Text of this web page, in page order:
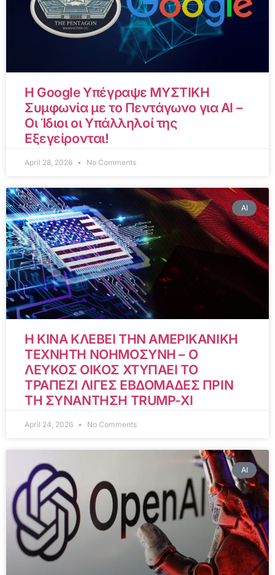
Η Google Υπέγραψε ΜΥΣΤΙΚΗ
Συμφωνία με το Πεντάγωνο για AI –
Οι Ίδιοι οι Υπάλληλοί της
Εξεγείρονται!
April 28, 2026 No Comments
AI
Η ΚΙΝΑ ΚΛΕΒΕΙ ΤΗΝ ΑΜΕΡΙΚΑΝΙΚΗ
ΤΕΧΝΗΤΗ ΝΟΗΜΟΣΥΝΗ – Ο
ΛΕΥΚΟΣ ΟΙΚΟΣ ΧΤΥΠΑΕΙ ΤΟ
ΤΡΑΠΕΖΙ ΛΙΓΕΣ ΕΒΔΟΜΑΔΕΣ ΠΡΙΝ
ΤΗ ΣΥΝΑΝΤΗΣΗ TRUMP-XI
April 24, 2026 No Comments
AI